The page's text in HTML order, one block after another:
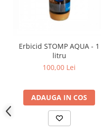
Erbicid STOMP AQUA - 1
litru
100,00 Lei
ADAUGA IN COS